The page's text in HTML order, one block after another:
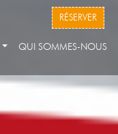
RÉSERVER
QUI SOMMES-NOUS